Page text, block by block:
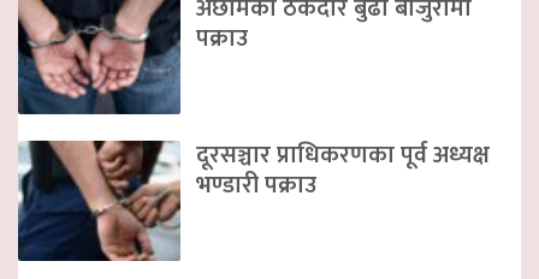
अछामका ठेकेदार बुढा बाजुरामा
पक्राउ
दूरसञ्चार प्राधिकरणका पूर्व अध्यक्ष
भण्डारी पक्राउ